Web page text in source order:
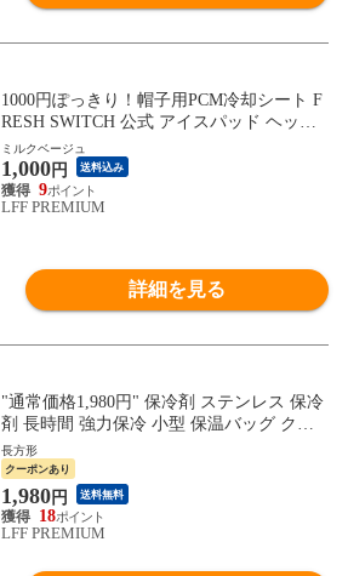
1000円ぽっきり！帽子用PCM冷却シート F
RESH SWITCH 公式 アイスパッド ヘッド
クール クールパッド スマートエコ アイス
ヘッドクーラー PCM クールヘッド 帽子 保
冷剤 頭 冷却 クール 持続冷感 ひんやり 熱
中症対策 暑さ対策 冷感グッズ 夏
ミルクベージュ
1,000円 送料込み
9
LFF PREMIUM
詳細を見る
"通常価格1,980円" 保冷剤 ステンレス 保冷
剤 長時間 強力保冷 小型 保温バッグ クー
ラーボックス 繰り返し使える 冷蔵 冷凍対
応 暑さ対策 熱症対策 急速冷却 アイスパッ
ク お弁当 釣り アウトドア BBQ 保冷用品
夏の必需品 FRESH SWITCH
長方形
クーポンあり
1,980円 送料無料
18
LFF PREMIUM